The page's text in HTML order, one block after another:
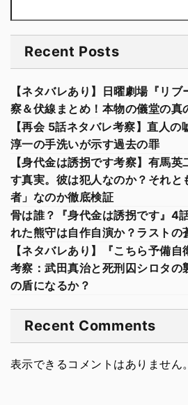
Recent Posts
【ネタバレあり】日曜劇場『リ
察＆伏線まとめ！本物の儀堂の真
【再会 5話ネタバレ考察】直人
淳一の手洗いが示す過去の罪
【身代金は誘拐です考察】有馬
す真実。彼は犯人なのか？それと
者」なのか徹底検証
骨は誰？『身代金は誘拐です』4
れた熊守は自作自演か？ラストの
【ネタバレあり】『こちら予備
考察：武田真治と死刑囚シロタの
の盾になるか？
Recent Comments
表示できるコメントはありません。